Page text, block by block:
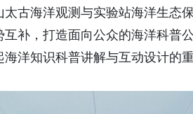
太古海洋观测与实验站海洋生
互补，打造面向公众的海洋科普
洋知识科普讲解与互动设计的